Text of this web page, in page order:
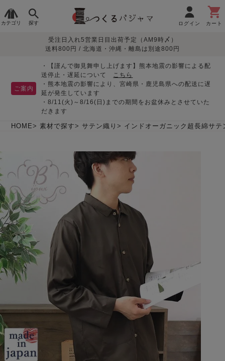
カテゴリ 探す ログイン カート
レディースパジャマ
春 夏 秋
メンズパジャマ
生地で
さがす
オーガニック素材 ガーゼ
サッカー/ちぢみ 楊
ニット/ストレッチ 起毛/フランネル
目的別で
さがす
敏感肌用
パジャマ
入院・介護
胸が目立たない
マタニティ
パジャマ
体型別におすすめパジ
ャマ
年齢別におすすめパジ
インナーウェア
デザインで
さがす
パジャマ
前開き かぶり
胸がすけない
ーブ
上着単品
ズボン単品
夏パジャマ特集 つくるパジャマとは
お支払い・送料・配送
について
返品・交換について
会社概要 お買い物ガイド
受注日入れ5営業日目出荷予定（AM9時〆）
送料800円 / 北海道・沖縄・離島は別途800円
ご案内
・【謹んで御見舞申し上げます】熊本地震の影響による配
送停止・遅延について こちら
・熊本地震の影響により、宮崎県・鹿児島県への配送に遅
延が発生しています
・8/11(火)～8/16(日)までの期間をお盆休みとさせていた
だきます
HOME 素材で探す サテン織り インドオーガニック超長綿サテ